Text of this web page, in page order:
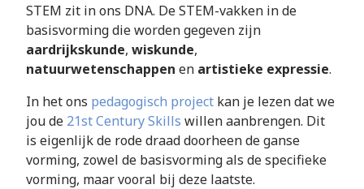
STEM zit in ons DNA. De STEM-vakken in de
basisvorming die worden gegeven zijn
aardrijkskunde, wiskunde,
natuurwetenschappen en artistieke expressie.
In het ons pedagogisch project kan je lezen dat we
jou de 21st Century Skills willen aanbrengen. Dit
is eigenlijk de rode draad doorheen de ganse
vorming, zowel de basisvorming als de specifieke
vorming, maar vooral bij deze laatste.